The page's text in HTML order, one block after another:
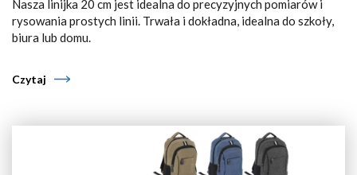
Nasza linijka 20 cm jest idealna do precyzyjnych pomiarów i
rysowania prostych linii. Trwała i dokładna, idealna do szkoły,
biura lub domu.
Czytaj